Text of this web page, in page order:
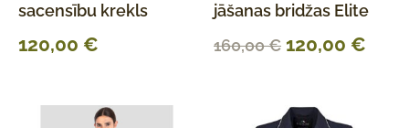
sacensību krekls
120,00 €
jāšanas bridžas Elite
160,00€ 120,00 €